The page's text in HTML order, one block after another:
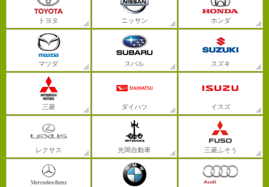
トヨタ ニッサン ホンダ
マツダ スバル スズキ
三菱 ダイハツ イスズ
レクサス 光岡自動車 三菱ふそう